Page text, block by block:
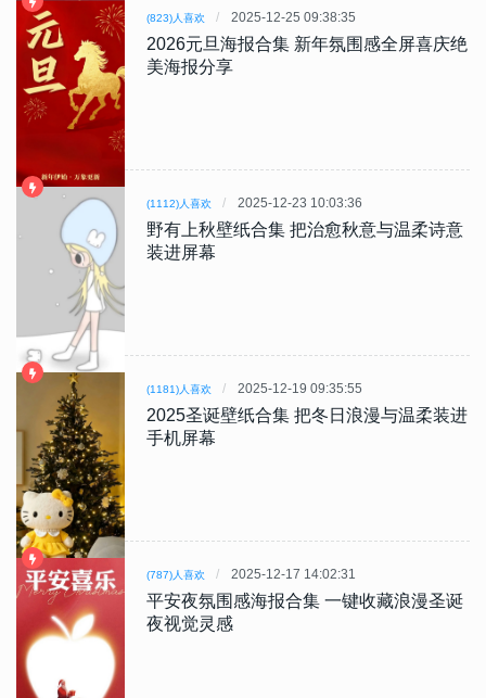
(823)人喜欢 2025-12-25 09:38:35
2026元旦海报合集 新年氛围感全屏喜庆绝
美海报分享
(1112)人喜欢 2025-12-23 10:03:36
野有上秋壁纸合集 把治愈秋意与温柔诗意
装进屏幕
(1181)人喜欢 2025-12-19 09:35:55
2025圣诞壁纸合集 把冬日浪漫与温柔装进
手机屏幕
(787)人喜欢 2025-12-17 14:02:31
平安夜氛围感海报合集 一键收藏浪漫圣诞
夜视觉灵感